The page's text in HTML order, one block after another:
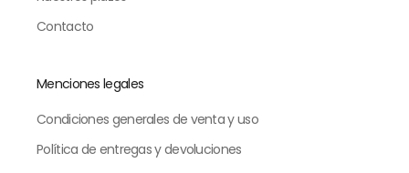
Contacto
Menciones legales
Condiciones generales de venta y uso
Política de entregas y devoluciones